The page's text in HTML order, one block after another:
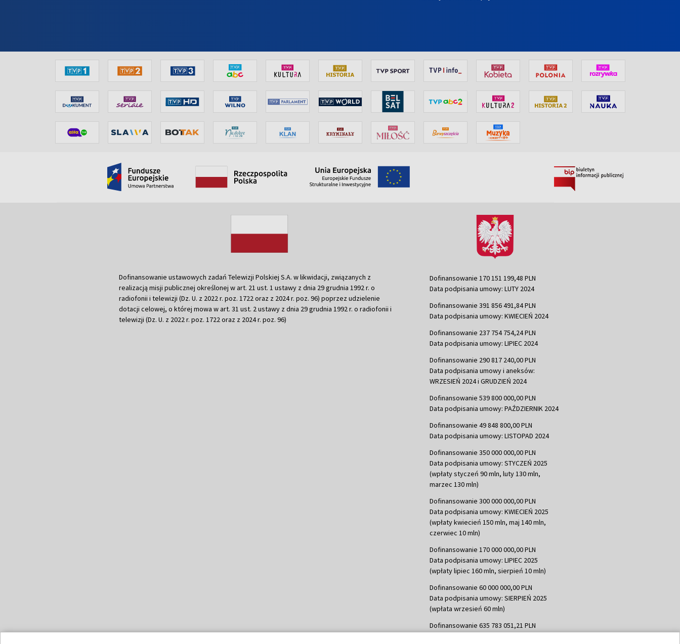
Dofinansowanie ustawowych zadań Telewizji Polskiej S.A. w likwidacji, związanych z
realizacją misji publicznej określonej w art. 21 ust. 1 ustawy z dnia 29 grudnia 1992 r. o
radiofonii i telewizji (Dz. U. z 2022 r. poz. 1722 oraz z 2024 r. poz. 96) poprzez udzielenie
dotacji celowej, o której mowa w art. 31 ust. 2 ustawy z dnia 29 grudnia 1992 r. o radiofonii i
telewizji (Dz. U. z 2022 r. poz. 1722 oraz z 2024 r. poz. 96)
Dofinansowanie 170 151 199,48 PLN
Data podpisania umowy: LUTY 2024
Dofinansowanie 391 856 491,84 PLN
Data podpisania umowy: KWIECIEŃ 2024
Dofinansowanie 237 754 754,24 PLN
Data podpisania umowy: LIPIEC 2024
Dofinansowanie 290 817 240,00 PLN
Data podpisania umowy i aneksów:
WRZESIEŃ 2024 i GRUDZIEŃ 2024
Dofinansowanie 539 800 000,00 PLN
Data podpisania umowy: PAŹDZIERNIK 2024
Dofinansowanie 49 848 800,00 PLN
Data podpisania umowy: LISTOPAD 2024
Dofinansowanie 350 000 000,00 PLN
Data podpisania umowy: STYCZEŃ 2025
(wpłaty styczeń 90 mln, luty 130 mln,
marzec 130 mln)
Dofinansowanie 300 000 000,00 PLN
Data podpisania umowy: KWIECIEŃ 2025
(wpłaty kwiecień 150 mln, maj 140 mln,
czerwiec 10 mln)
Dofinansowanie 170 000 000,00 PLN
Data podpisania umowy: LIPIEC 2025
(wpłaty lipiec 160 mln, sierpień 10 mln)
Dofinansowanie 60 000 000,00 PLN
Data podpisania umowy: SIERPIEŃ 2025
(wpłata wrzesień 60 mln)
Dofinansowanie 635 783 051,21 PLN